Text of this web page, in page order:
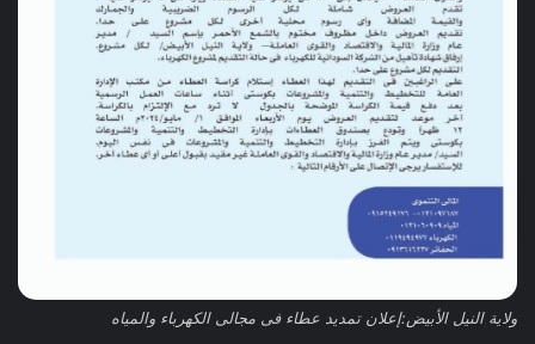
ولاية النيل الأبيض:إعلان تمديد عطاء فى مجالى الكهرباء والمياه